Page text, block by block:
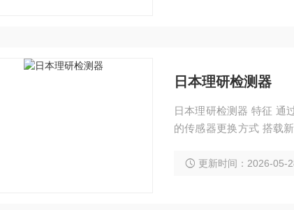
日本理研检测器
日本理研检测器 特征 通过采用含有催化剂的热分解器，实现减少干扰带来的影响 单触式
的传感器更换方式 搭载
更新时间：2026-05-